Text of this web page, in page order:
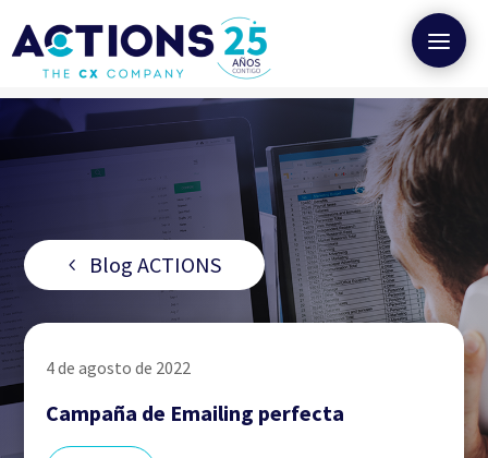
Blog ACTIONS
4 de agosto de 2022
Campaña de Emailing perfecta